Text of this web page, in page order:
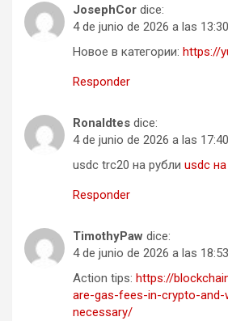
JosephCor dice:
4 de junio de 2026 a las 13:30
Новое в категории: https://
Responder
Ronaldtes dice:
4 de junio de 2026 a las 17:40
usdc trc20 на рубли usdc
Responder
TimothyPaw dice:
4 de junio de 2026 a las 18:53
Action tips: https://
are-gas-fees-in-crypto-and-
necessary/